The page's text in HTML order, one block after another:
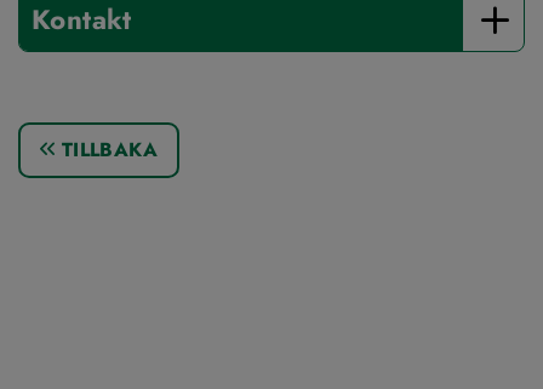
Kontakt
TILLBAKA